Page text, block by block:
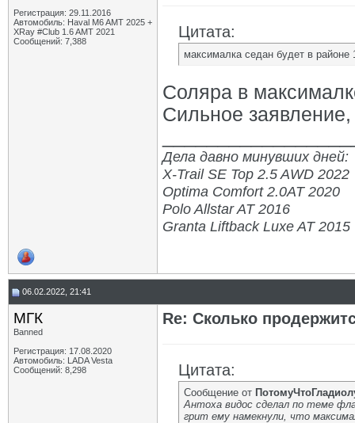
Регистрация: 29.11.2016
Автомобиль: Haval M6 AMT 2025 +
XRay #Club 1.6 AMT 2021
Сообщений: 7,388
Цитата:
максималка седан будет в
Соляра в
Сильное заявление,
Дела давно минувших дней:
X-Trail SE Top 2.5 AWD 2022
Optima Comfort 2.0AT 2020
Polo Allstar AT 2016
Granta Liftback Luxe AT 2015
06.02.2022, 21:41
МГК
Banned
Регистрация: 17.08.2020
Автомобиль: LADA Vesta
Сообщений: 8,298
Re: Сколько
Цитата:
Сообщение от
Антоха видос сделал по теме
грит ему намекнули, что